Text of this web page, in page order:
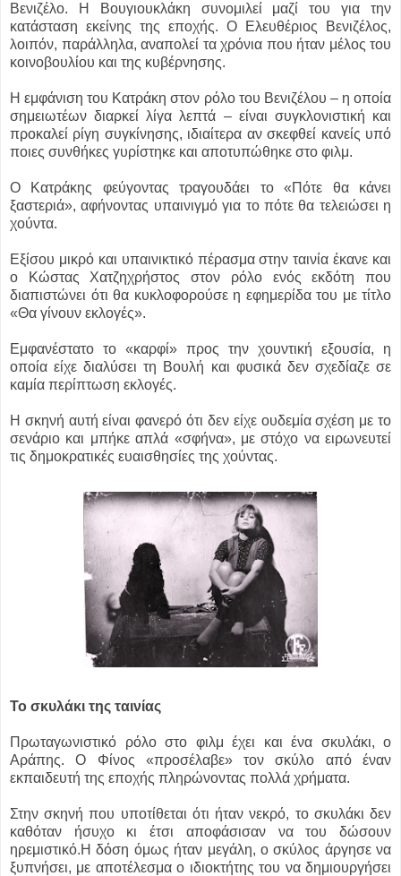
Βενιζέλο. Η Βουγιουκλάκη συνομιλεί μαζί του για την
κατάσταση εκείνης της εποχής. Ο Ελευθέριος Βενιζέλος,
λοιπόν, παράλληλα, αναπολεί τα χρόνια που ήταν μέλος του
κοινοβουλίου και της κυβέρνησης.
Η εμφάνιση του Κατράκη στον ρόλο του Βενιζέλου – η οποία
σημειωτέων διαρκεί λίγα λεπτά – είναι συγκλονιστική και
προκαλεί ρίγη συγκίνησης, ιδιαίτερα αν σκεφθεί κανείς υπό
ποιες συνθήκες γυρίστηκε και αποτυπώθηκε στο φιλμ.
Ο Κατράκης φεύγοντας τραγουδάει το «Πότε θα κάνει
ξαστεριά», αφήνοντας υπαινιγμό για το πότε θα τελειώσει η
χούντα.
Εξίσου μικρό και υπαινικτικό πέρασμα στην ταινία έκανε και
ο Κώστας Χατζηχρήστος στον ρόλο ενός εκδότη που
διαπιστώνει ότι θα κυκλοφορούσε η εφημερίδα του με τίτλο
«Θα γίνουν εκλογές».
Εμφανέστατο το «καρφί» προς την χουντική εξουσία, η
οποία είχε διαλύσει τη Βουλή και φυσικά δεν σχεδίαζε σε
καμία περίπτωση εκλογές.
Η σκηνή αυτή είναι φανερό ότι δεν είχε ουδεμία σχέση με το
σενάριο και μπήκε απλά «σφήνα», με στόχο να ειρωνευτεί
τις δημοκρατικές ευαισθησίες της χούντας.
Το σκυλάκι της ταινίας
Πρωταγωνιστικό ρόλο στο φιλμ έχει και ένα σκυλάκι, ο
Αράπης. Ο Φίνος «προσέλαβε» τον σκύλο από έναν
εκπαιδευτή της εποχής πληρώνοντας πολλά χρήματα.
Στην σκηνή που υποτίθεται ότι ήταν νεκρό, το σκυλάκι δεν
καθόταν ήσυχο κι έτσι αποφάσισαν να του δώσουν
ηρεμιστικό.Η δόση όμως ήταν μεγάλη, ο σκύλος άργησε να
ξυπνήσει, με αποτέλεσμα ο ιδιοκτήτης του να δημιουργήσει